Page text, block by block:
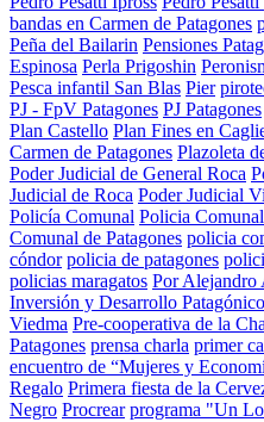
bandas en Carmen de Patagones
Peña del Bailarin Pensiones
Espinosa Perla Prigoshin
Pesca infantil San Blas Pier
PJ - FpV Patagones PJ Patagones
Plan Castello Plan Fines en
Carmen de Patagones Plazoleta
Poder Judicial de General Roca
Judicial de Roca Poder Judicial
Policía Comunal Policia
Comunal de Patagones policia
cóndor policia de patagones
policias maragatos Por Alejandro
Inversión y Desarrollo
Viedma Pre-cooperativa de la
Patagones prensa charla primer
encuentro de “Mujeres y
Regalo Primera fiesta de la
Negro Procrear programa "Un